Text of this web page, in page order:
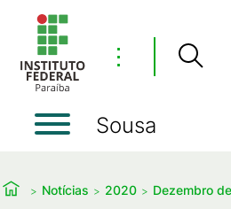
⋮
Sousa
Notícias 2020 Dezembro